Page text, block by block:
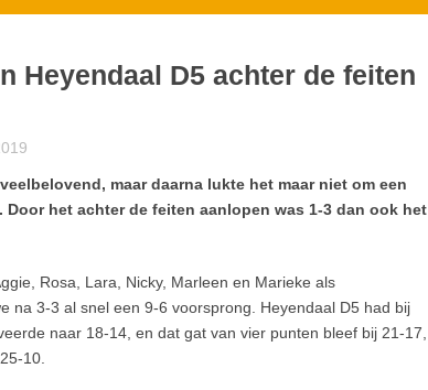
Heyendaal D5 achter de feiten
maar daarna lukte het maar niet om een
het achter de feiten aanlopen was 1-3 dan ook het
Rosa, Lara, Nicky, Marleen en Marieke als
na 3-3 al snel een 9-6 voorsprong. Heyendaal D5 had bij
naar 18-14, en dat gat van vier punten bleef bij 21-17,
10.